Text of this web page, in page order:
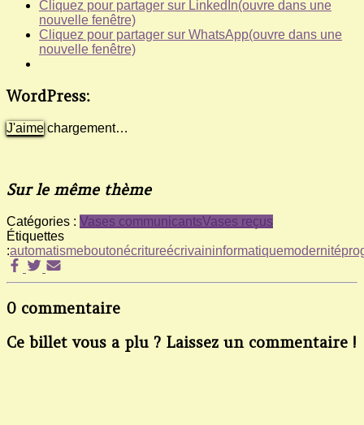
Cliquez pour partager sur LinkedIn(ouvre dans une
nouvelle fenêtre)
Cliquez pour partager sur WhatsApp(ouvre dans une
nouvelle fenêtre)
WordPress:
J'aime chargement…
Sur le même thème
Catégories : Vases communicantsVases reçus
Étiquettes
:automatismeboutonécritureécrivaininformatiquemodernité
0 commentaire
Ce billet vous a plu ? Laissez un commentaire !